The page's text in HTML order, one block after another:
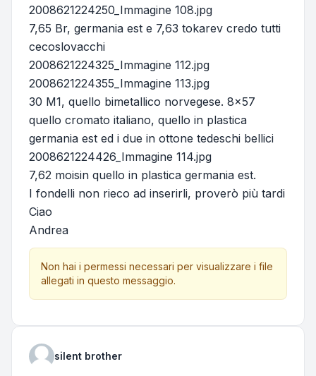
2008621224250_Immagine 108.jpg
7,65 Br, germania est e 7,63 tokarev credo tutti
cecoslovacchi
2008621224325_Immagine 112.jpg
2008621224355_Immagine 113.jpg
30 M1, quello bimetallico norvegese. 8x57
quello cromato italiano, quello in plastica
germania est ed i due in ottone tedeschi bellici
2008621224426_Immagine 114.jpg
7,62 moisin quello in plastica germania est.
I fondelli non rieco ad inserirli, proverò più tardi
Ciao
Andrea
Non hai i permessi necessari per visualizzare i file
allegati in questo messaggio.
silent brother